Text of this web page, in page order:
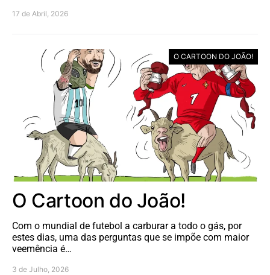
17 de Abril, 2026
O CARTOON DO JOÃO!
O Cartoon do João!
Com o mundial de futebol a carburar a todo o gás, por
estes dias, uma das perguntas que se impõe com maior
veemência é…
3 de Julho, 2026